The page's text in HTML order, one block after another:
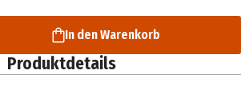
In den Warenkorb
Produktdetails